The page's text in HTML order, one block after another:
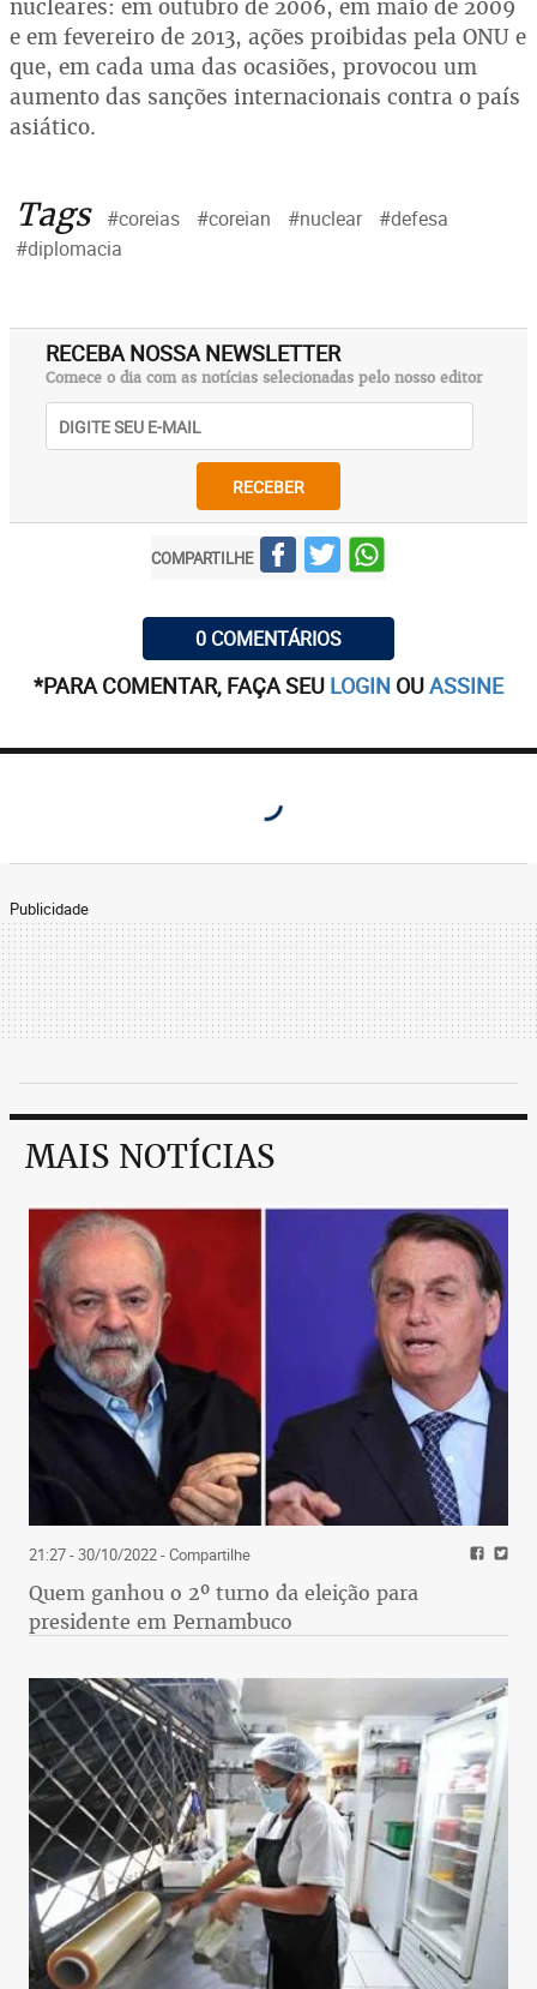
nucleares: em outubro de 2006, em maio de 2009
e em fevereiro de 2013, ações proibidas pela ONU e
que, em cada uma das ocasiões, provocou um
aumento das sanções internacionais contra o país
asiático.
Tags #coreias #coreian #nuclear
#defesa
#diplomacia
RECEBA NOSSA NEWSLETTER
Comece o dia com as notícias selecionadas pelo nosso editor
RECEBER
COMPARTILHE
0 COMENTÁRIOS
*PARA COMENTAR, FAÇA SEU LOGIN OUASSINE
Publicidade
MAIS NOTÍCIAS
21:27 - 30/10/2022- Compartilhe
Quem ganhou o 2º turno da eleição para
presidente em Pernambuco